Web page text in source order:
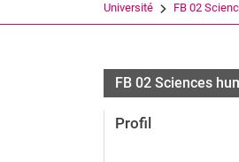
Université FB 02
FB 02 Sciences
Profil